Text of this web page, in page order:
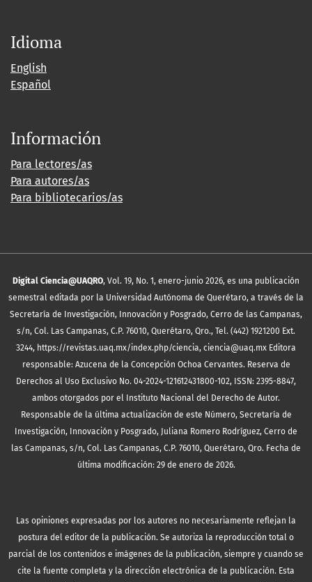
Idioma
English
Español
Información
Para lectores/as
Para autores/as
Para bibliotecarios/as
Digital Ciencia@UAQRO, Vol. 19, No. 1, enero-junio 2026, es una publicación
semestral editada por la Universidad Autónoma de Querétaro, a través de la
Secretaría de Investigación, Innovación y Posgrado, Cerro de las Campanas,
s/n, Col. Las Campanas, C.P. 76010, Querétaro, Qro., Tel. (442) 1921200 Ext.
3244, https://revistas.uaq.mx/index.php/ciencia, ciencia@uaq.mx Editora
responsable: Azucena de la Concepción Ochoa Cervantes. Reserva de
Derechos al Uso Exclusivo No. 04-2024-121612431800-102, ISSN: 2395-8847,
ambos otorgados por el Instituto Nacional del Derecho de Autor.
Responsable de la última actualización de este Número, Secretaría de
Investigación, Innovación y Posgrado, Juliana Romero Rodríguez, Cerro de
las Campanas, s/n, Col. Las Campanas, C.P. 76010, Querétaro, Qro. Fecha de
última modificación: 29 de enero de 2026.
Las opiniones expresadas por los autores no necesariamente reflejan la
postura del editor de la publicación. Se autoriza la reproducción total o
parcial de los contenidos e imágenes de la publicación, siempre y cuando se
cite la fuente completa y la dirección electrónica de la publicación. Esta